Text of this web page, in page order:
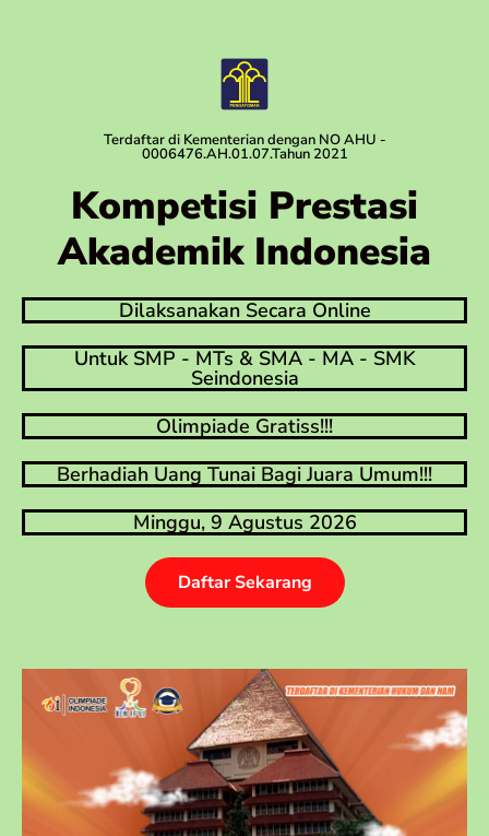
Terdaftar di Kementerian dengan NO AHU -
0006476.AH.01.07.Tahun 2021
Kompetisi Prestasi
Akademik Indonesia
Dilaksanakan Secara Online
Untuk SMP - MTs & SMA - MA - SMK
Seindonesia
Olimpiade Gratiss!!!
Berhadiah Uang Tunai Bagi Juara Umum!!!
Minggu, 9 Agustus 2026
Daftar Sekarang